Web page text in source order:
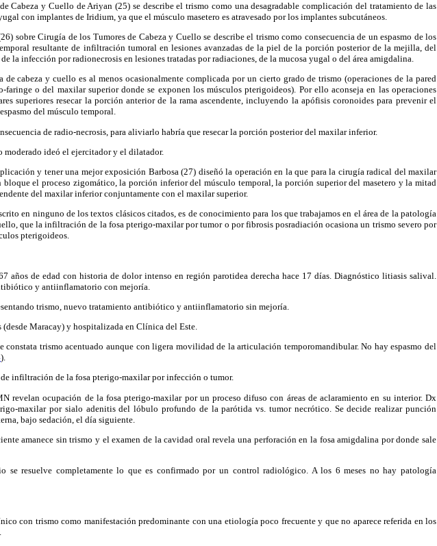
Cabeza y Cuello de Ariyan (25) se describe el trismo como una desagradable complicación del tratamiento de las
con implantes de Iridium, ya que el músculo masetero es atravesado por los implantes subcutáneos.
sobre Cirugía de los Tumores de Cabeza y Cuello se describe el trismo como consecuencia de un espasmo de los
resultante de infiltración tumoral en lesiones avanzadas de la piel de la porción posterior de la mejilla, del
la infección por radionecrosis en lesiones tratadas por radiaciones, de la mucosa yugal o del área amigdalina.
de cabeza y cuello es al menos ocasionalmente complicada por un cierto grado de trismo (operaciones de la pared
faringe o del maxilar superior donde se exponen los músculos pterigoideos). Por ello aconseja en las operaciones
superiores resecar la porción anterior de la rama ascendente, incluyendo la apófisis coronoides para prevenir el
del músculo temporal.
de radio-necrosis, para aliviarlo habría que resecar la porción posterior del maxilar inferior.
moderado ideó el ejercitador y el dilatador.
y tener una mejor exposición Barbosa (27) diseñó la operación en la que para la cirugía radical del maxilar
bloque el proceso zigomático, la porción inferior del músculo temporal, la porción superior del masetero y la mitad
del maxilar inferior conjuntamente con el maxilar superior.
en ninguno de los textos clásicos citados, es de conocimiento para los que trabajamos en el área de la patología
que la infiltración de la fosa pterigo-maxilar por tumor o por fibrosis posradiación ocasiona un trismo severo por
pterigoideos.
años de edad con historia de dolor intenso en región parotidea derecha hace 17 días. Diagnóstico litiasis salival.
y antiinflamatorio con mejoría.
trismo, nuevo tratamiento antibiótico y antiinflamatorio sin mejoría.
(desde Maracay) y hospitalizada en Clínica del Este.
constata trismo acentuado aunque con ligera movilidad de la articulación temporomandibular. No hay espasmo del
).
infiltración de la fosa pterigo-maxilar por infección o tumor.
revelan ocupación de la fosa pterigo-maxilar por un proceso difuso con áreas de aclaramiento en su interior. Dx
maxilar por sialo adenitis del lóbulo profundo de la parótida vs. tumor necrótico. Se decide realizar punción
bajo sedación, el día siguiente.
amanece sin trismo y el examen de la cavidad oral revela una perforación en la fosa amigdalina por donde sale
se resuelve completamente lo que es confirmado por un control radiológico. A los 6 meses no hay patología
con trismo como manifestación predominante con una etiología poco frecuente y que no aparece referida en los